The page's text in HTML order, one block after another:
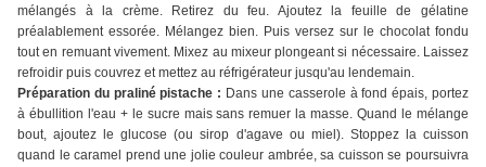
mélangés à la crème. Retirez du feu. Ajoutez la feuille de gélatine
préalablement essorée. Mélangez bien. Puis versez sur le chocolat fondu
tout en remuant vivement. Mixez au mixeur plongeant si nécessaire. Laissez
refroidir puis couvrez et mettez au réfrigérateur jusqu'au lendemain.
Préparation du praliné pistache : Dans une casserole à fond épais, portez
à ébullition l'eau + le sucre mais sans remuer la masse. Quand le mélange
bout, ajoutez le glucose (ou sirop d'agave ou miel). Stoppez la cuisson
quand le caramel prend une jolie couleur ambrée, sa cuisson se poursuivra